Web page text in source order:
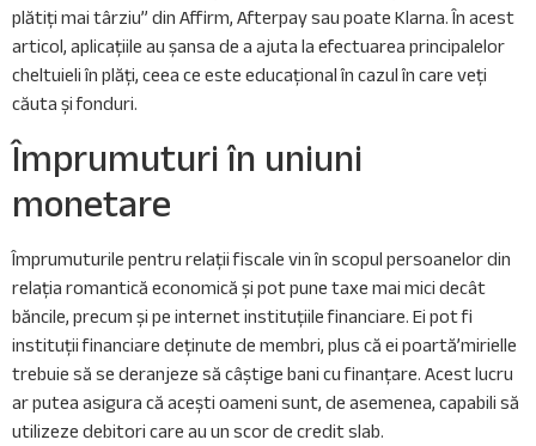
plătiți mai târziu” din Affirm, Afterpay sau poate Klarna. În acest
articol, aplicațiile au șansa de a ajuta la efectuarea principalelor
cheltuieli în plăți, ceea ce este educațional în cazul în care veți
căuta și fonduri.
Împrumuturi în uniuni
monetare
Împrumuturile pentru relații fiscale vin în scopul persoanelor din
relația romantică economică și pot pune taxe mai mici decât
băncile, precum și pe internet instituțiile financiare. Ei pot fi
instituții financiare deținute de membri, plus că ei poartă’mirielle
trebuie să se deranjeze să câștige bani cu finanțare. Acest lucru
ar putea asigura că acești oameni sunt, de asemenea, capabili să
utilizeze debitori care au un scor de credit slab.